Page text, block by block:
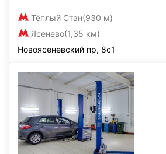
Тёплый Стан(930 м)
Ясенево(1,35 км)
Новоясеневский пр, 8с1